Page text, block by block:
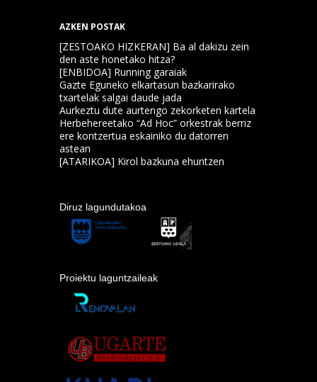
AZKEN POSTAK
[ZESTOAKO HIZKERAN] Ba al dakizu zein
den aste honetako hitza?
[ENBIDOA] Running garaiak
Gazte Eguneko elkartasun bazkarirako
txartelak salgai daude jada
Aurkeztu dute aurtengo zekorketen kartela
Herbehereetako “Ad Hoc” orkestrak berriz
ere kontzertua eskainiko du datorren
astean
[ATARIKOA] Kirol bazkuna ehuntzen
Diruz lagundutakoa
Proiektu laguntzaileak